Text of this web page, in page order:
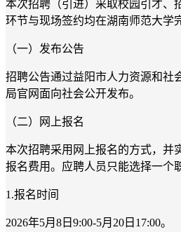
本次招聘（引进）采取校园引才、
环节与现场签约均在湖南师范大学
（一）发布公告
招聘公告通过益阳市人力资源和社
局官网面向社会公开发布。
（二）网上报名
本次招聘采用网上报名的方式，并
报名费用。应聘人员只能选择一个
1.报名时间
2026年5月8日9:00-5月20日17:00。